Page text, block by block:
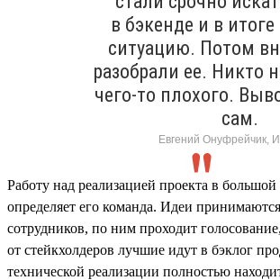
в бэкенде и в
ситуацию. Потом
разобрали ее. Никто
чего-то плохого.
сам.
Евгений Онуфрейчик,
Работу над реализацией проекта в большой
определяет его команда. Идеи
сотрудников, по ним проходит
от стейкхолдеров лучшие идут в бэклог
технической реализации полностью